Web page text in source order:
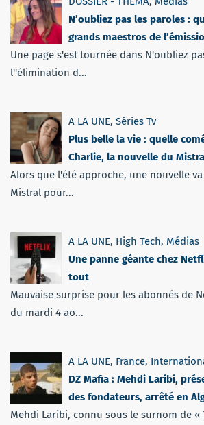
N’oubliez pas les paroles :
grands maestros de
Une page s'est tournée dans N'oubliez
l''élimination d...
A LA UNE, Séries Tv
Plus belle la vie : quelle
Charlie, la nouvelle du
Alors que l'été approche, une nouvelle
Mistral pour...
A LA UNE, High Tech, Médias
Une panne géante chez
tout
Mauvaise surprise pour les abonnés de
du mardi 4 ao...
A LA UNE, France,
DZ Mafia : Mehdi Laribi,
des fondateurs, arrêté en
Mehdi Laribi, connu sous le surnom de «